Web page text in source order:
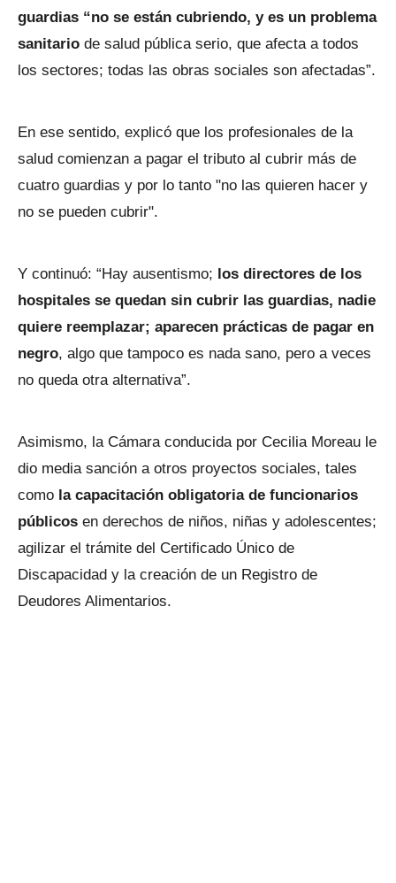
guardias “no se están cubriendo, y es un problema
sanitario de salud pública serio, que afecta a todos
los sectores; todas las obras sociales son afectadas”.
En ese sentido, explicó que los profesionales de la
salud comienzan a pagar el tributo al cubrir más de
cuatro guardias y por lo tanto "no las quieren hacer y
no se pueden cubrir".
Y continuó: “Hay ausentismo; los directores de los
hospitales se quedan sin cubrir las guardias, nadie
quiere reemplazar; aparecen prácticas de pagar en
negro, algo que tampoco es nada sano, pero a veces
no queda otra alternativa”.
Asimismo, la Cámara conducida por Cecilia Moreau le
dio media sanción a otros proyectos sociales, tales
como la capacitación obligatoria de funcionarios
públicos en derechos de niños, niñas y adolescentes;
agilizar el trámite del Certificado Único de
Discapacidad y la creación de un Registro de
Deudores Alimentarios.